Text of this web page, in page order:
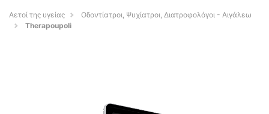
Αετοί της υγείας
Οδοντίατροι, Ψυχίατροι, Διατροφολόγοι - Αιγάλεω
Therapoupoli